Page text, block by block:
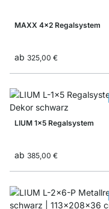
MAXX 4x2 Regalsystem
ab 325,00 €
LIUM 1x5 Regalsystem
ab 385,00 €